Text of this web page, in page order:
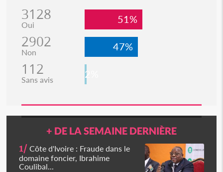
3128
Oui 51%
2902
Non 47%
112
Sans avis 2%
+ DE LA SEMAINE DERNIÈRE
1/ Côte d'Ivoire : Fraude dans le
domaine foncier, Ibrahime
Coulibal...